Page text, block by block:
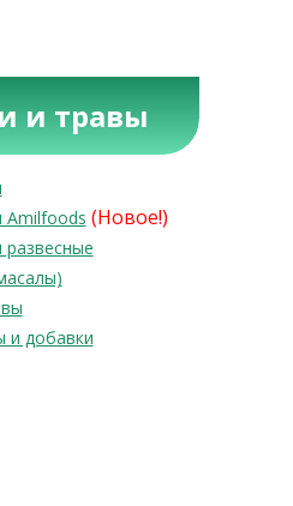
и травы
Amilfoods (Новое!)
и добавки